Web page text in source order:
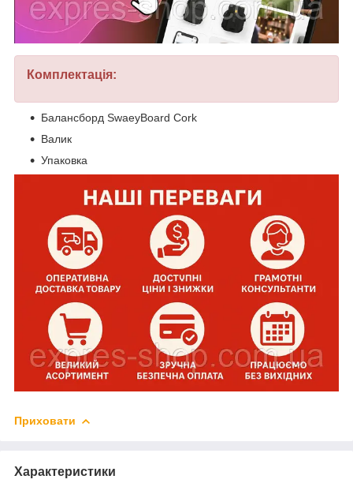
Комплектація:
Балансборд SwaeyBoard Cork
Валик
Упаковка
Приховати
Характеристики